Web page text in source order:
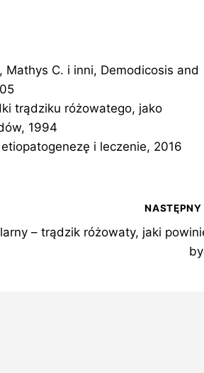
Mathys C. i inni, Demodicosis and
trądziku różowatego, jako
1994
i leczenie, 2016
NASTĘPNY
– trądzik różowaty, jaki